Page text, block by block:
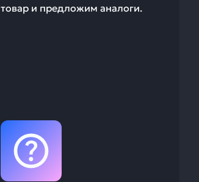
товар и предложим аналоги.